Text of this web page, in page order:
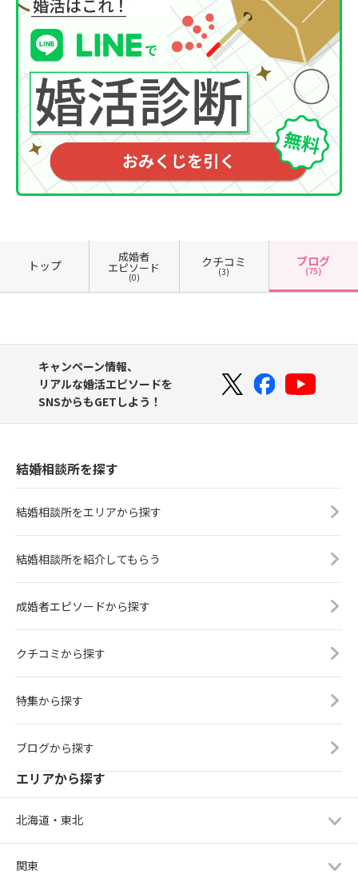
トップ
成婚者
エピソード
(0)
クチコミ
(3)
ブログ
(75)
キャンペーン情報、
リアルな婚活エピソードを
SNSからもGETしよう！
結婚相談所を探す
結婚相談所をエリアから探す
結婚相談所を紹介してもらう
成婚者エピソードから探す
クチコミから探す
特集から探す
ブログから探す
エリアから探す
北海道・東北
関東